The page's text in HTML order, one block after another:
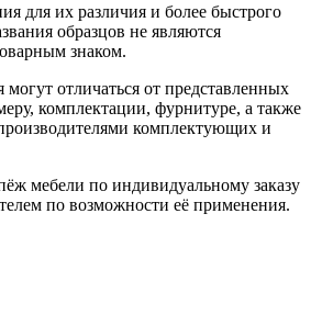
для их различия и более быстрого
образцов не являются
знаком.
отличаться от представленных
комплектации, фурнитуре, а также
комплектующих и
мебели по индивидуальному заказу
по возможности её применения.